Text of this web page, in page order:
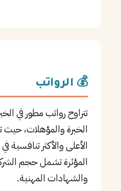
💰 الرواتب
تتراوح رواتب مطور في
الخبرة والمؤهلات، حيث
الأعلى والأكثر تنافسية
المؤثرة تشمل حجم
والشهادات المهنية.